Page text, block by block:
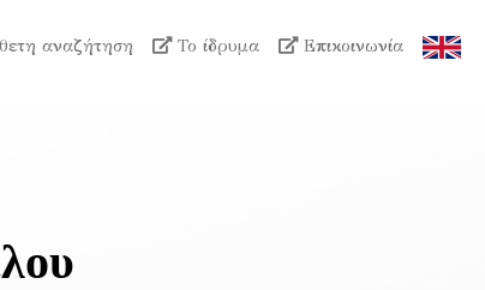
αναζήτηση Το ίδρυμα Επικοινωνία